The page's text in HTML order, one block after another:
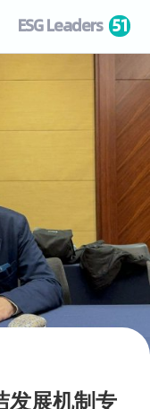
ESG Leaders 51
发展机制专